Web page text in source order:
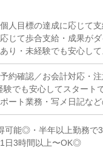
人目標の達成に応じて
じて歩合支給・成果が
り・未経験でも安心して
に受け取りOK◎■給与手
入居OKの個室寮あり・
約確認／お会計対応・
験でも安心してスター
業務・写メ日記など
事です
・求人ブログ作成など基
清掃・備品
可能◎・半年以上勤務で
時間以上〜OK◎